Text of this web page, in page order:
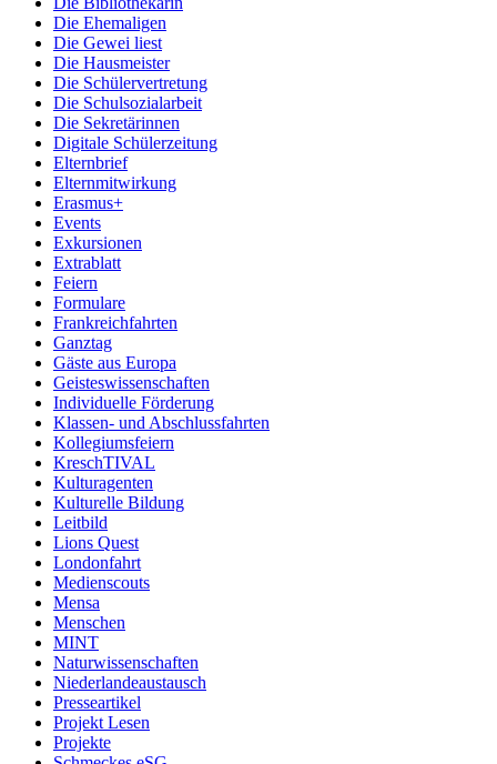
Die Ehemaligen
Die Gewei liest
Die Hausmeister
Die Schülervertretung
Die Schulsozialarbeit
Die Sekretärinnen
Digitale Schülerzeitung
Elternbrief
Elternmitwirkung
Erasmus+
Events
Exkursionen
Extrablatt
Feiern
Formulare
Frankreichfahrten
Ganztag
Gäste aus Europa
Geisteswissenschaften
Individuelle Förderung
Klassen- und Abschlussfahrten
Kollegiumsfeiern
KreschTIVAL
Kulturagenten
Kulturelle Bildung
Leitbild
Lions Quest
Londonfahrt
Medienscouts
Mensa
Menschen
MINT
Naturwissenschaften
Niederlandeaustausch
Presseartikel
Projekt Lesen
Projekte